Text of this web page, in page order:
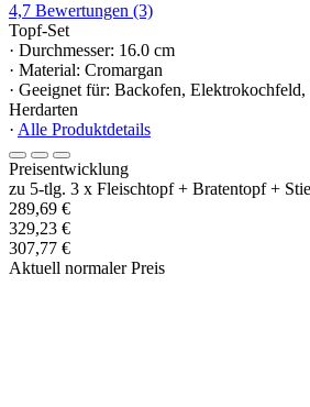
4,7 Bewertungen (3)
Topf-Set
· Durchmesser: 16.0 cm
· Material: Cromargan
· Geeignet für: Backofen,
Herdarten
· Alle Produktdetails
Preisentwicklung
zu 5-tlg. 3 x Fleischtopf + Bratentopf +
289,69 €
329,23 €
307,77 €
Aktuell normaler Preis